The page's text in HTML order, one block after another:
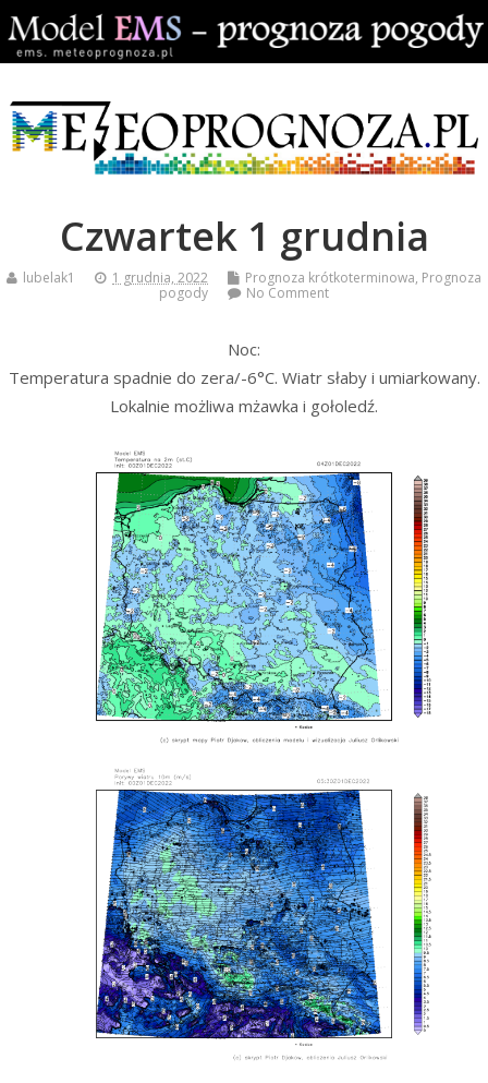
Czwartek 1 grudnia
lubelak1 1 grudnia, 2022 Prognoza krótkoterminowa, Prognoza
pogody
No Comment
Noc:
Temperatura spadnie do zera/-6°C. Wiatr słaby i umiarkowany.
Lokalnie możliwa mżawka i gołoledź.